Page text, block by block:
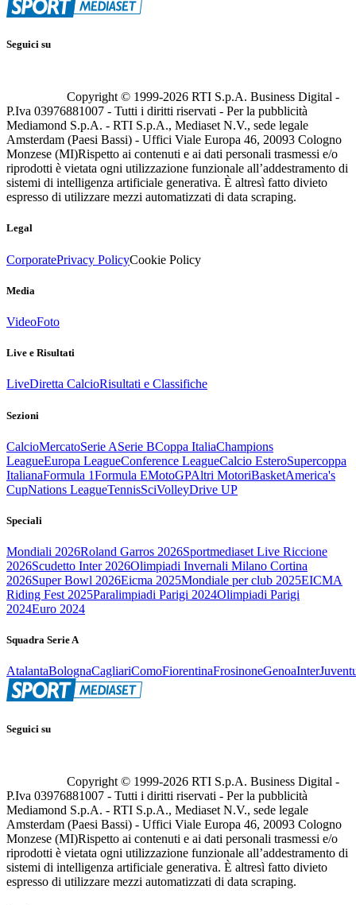
Seguici su
Copyright © 1999-2026 RTI S.p.A. Business Digital -
P.Iva 03976881007 - Tutti i diritti riservati - Per la pubblicità
Mediamond S.p.A. - RTI S.p.A., Mediaset N.V., sede legale
Amsterdam (Paesi Bassi) - Uffici Viale Europa 46, 20093 Cologno
Monzese (MI)Rispetto ai contenuti e ai dati personali trasmessi e/o
riprodotti è vietata ogni utilizzazione funzionale all’addestramento di
sistemi di intelligenza artificiale generativa. È altresì fatto divieto
espresso di utilizzare mezzi automatizzati di data scraping.
Legal
CorporatePrivacy PolicyCookie Policy
Media
VideoFoto
Live e Risultati
LiveDiretta CalcioRisultati e Classifiche
Sezioni
CalcioMercatoSerie ASerie BCoppa ItaliaChampions
LeagueEuropa LeagueConference LeagueCalcio EsteroSupercoppa
ItalianaFormula 1Formula EMotoGPAltri MotoriBasketAmerica's
CupNations LeagueTennisSciVolleyDrive UP
Speciali
Mondiali 2026Roland Garros 2026Sportmediaset Live Riccione
2026Scudetto Inter 2026Olimpiadi Invernali Milano Cortina
2026Super Bowl 2026Eicma 2025Mondiale per club 2025EICMA
Riding Fest 2025Paralimpiadi Parigi 2024Olimpiadi Parigi
2024Euro 2024
Squadra Serie A
AtalantaBolognaCagliariComoFiorentinaFrosinoneGenoaInter
Seguici su
Copyright © 1999-2026 RTI S.p.A. Business Digital -
P.Iva 03976881007 - Tutti i diritti riservati - Per la pubblicità
Mediamond S.p.A. - RTI S.p.A., Mediaset N.V., sede legale
Amsterdam (Paesi Bassi) - Uffici Viale Europa 46, 20093 Cologno
Monzese (MI)Rispetto ai contenuti e ai dati personali trasmessi e/o
riprodotti è vietata ogni utilizzazione funzionale all’addestramento di
sistemi di intelligenza artificiale generativa. È altresì fatto divieto
espresso di utilizzare mezzi automatizzati di data scraping.